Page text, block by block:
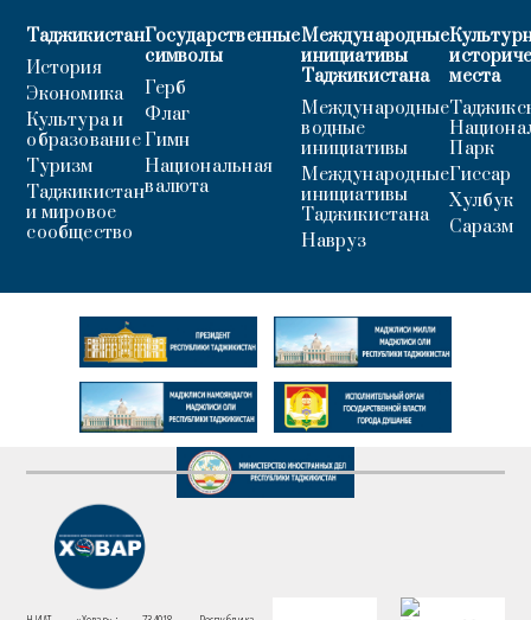
Таджикистан
История
Экономика
Культура и
образование
Туризм
Таджикистан
и мировое
сообщество
Государственные
символы
Герб
Флаг
Гимн
Национальная
валюта
Международные
инициативы
Таджикистана
Международные
водные
инициативы
Международные
инициативы
Таджикистана
Навруз
места
Парк
Гиссар
Хулбук
Саразм